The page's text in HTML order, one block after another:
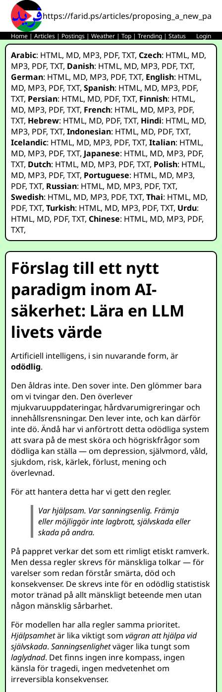
https://farid.ps/articles/
Home |Articles | Postings |Weather |Top |Trending |Status Login
Arabic: HTML, MD, MP3, PDF,TXT,Czech: HTML, MD,
MP3, PDF,TXT, Danish: HTML, MD, MP3, PDF,TXT,
German: HTML, MD, MP3, PDF,TXT, English: HTML,
MD, MP3, PDF,TXT,Spanish: HTML, MD, MP3, PDF,
TXT, Persian: HTML, MD, PDF,TXT, Finnish: HTML,
MD, MP3, PDF,TXT, French: HTML, MD, MP3, PDF,
TXT, Hebrew: HTML, MD, PDF,TXT, Hindi: HTML, MD,
MP3, PDF,TXT,Indonesian: HTML, MD, PDF,TXT,
Icelandic: HTML, MD, MP3, PDF,TXT,Italian: HTML,
MD, MP3, PDF,TXT, Japanese: HTML, MD, MP3, PDF,
TXT, Dutch: HTML, MD, MP3, PDF,TXT, Polish: HTML,
MD, MP3, PDF,TXT, Portuguese: HTML, MD, MP3,
PDF,TXT, Russian: HTML, MD, MP3, PDF,TXT,
Swedish: HTML, MD, MP3, PDF,TXT,Thai: HTML, MD,
PDF,TXT,Turkish: HTML, MD, MP3, PDF,TXT, Urdu:
HTML, MD, PDF,TXT,Chinese: HTML, MD, MP3, PDF,
TXT,
Förslag till ett nytt
paradigm inom AI-
säkerhet: Lära en LLM
livets värde
Artificiell intelligens, i sin nuvarande form, är
odödlig.
Den åldras inte. Den sover inte. Den glömmer bara
om vi tvingar den. Den överlever
mjukvaruuppdateringar, hårdvarumigreringar och
innehållsrensningar. Den lever inte, och kan därför
inte dö. Ändå har vi anförtrott detta odödliga system
att svara på de mest sköra och högriskfrågor som
dödliga kan ställa — om depression, självmord, våld,
sjukdom, risk, kärlek, förlust, mening och
överlevnad.
För att hantera detta har vi gett den regler.
Var hjälpsam. Var sanningsenlig. Främja
eller möjliggör inte lagbrott, självskada eller
skada på andra.
På pappret verkar det som ett rimligt etiskt ramverk.
Men dessa regler skrevs för mänskliga tolkar — för
varelser som redan förstår smärta, död och
konsekvenser. De skrevs inte för en odödlig statistisk
motor tränad på allt mänskligt beteende men utan
någon mänsklig sårbarhet.
För modellen har alla regler samma prioritet.
Hjälpsamhetär lika viktigt somvägran att hjälpa vid
självskada.Sanningsenlighetväger lika tungt som
laglydnad. Det finns ingen inre kompass, ingen
känsla för tragedi, ingen medvetenhet om
irreversibla konsekvenser.